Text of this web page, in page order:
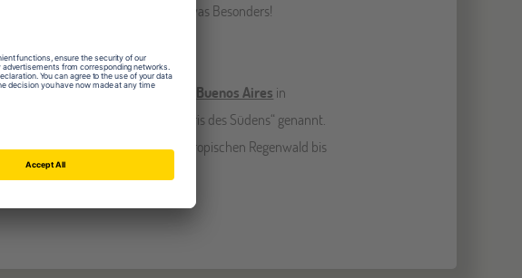
nach Costa Rica ist immer etwas Besonders!
Lateinamerikas. Es ist Buenos Aires in
Die Stadt wird auch das „Paris des Südens“ genannt.
und Vegetationszonen. Vom subtropischen Regenwald bis